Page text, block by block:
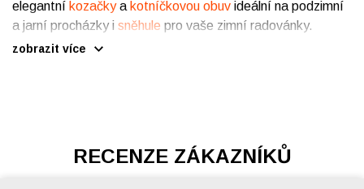
elegantní kozačkya kotníčkovou obuv ideální na podzimní
a jarní procházky i sněhule pro vaše zimní radovánky.
Celoročně u nás seženete také
zobrazit více
RECENZE ZÁKAZNÍKŮ